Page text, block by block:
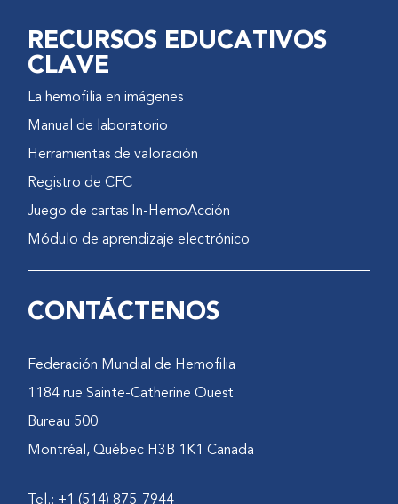
RECURSOS EDUCATIVOS
CLAVE
La hemofilia en imágenes
Manual de laboratorio
Herramientas de valoración
Registro de CFC
Juego de cartas In-HemoAcción
Módulo de aprendizaje electrónico
CONTÁCTENOS
Federación Mundial de Hemofilia
1184 rue Sainte-Catherine Ouest
Bureau 500
Montréal, Québec H3B 1K1 Canada
Tel.: +1 (514) 875-7944